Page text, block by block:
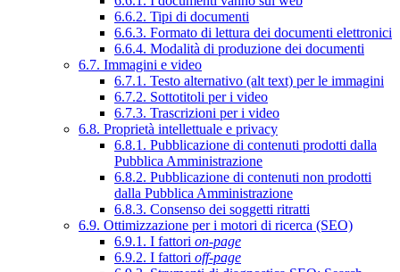
6.6.2. Tipi di documenti
6.6.3. Formato di lettura dei documenti elettronici
6.6.4. Modalità di produzione dei documenti
6.7. Immagini e video
6.7.1. Testo alternativo (alt text) per le immagini
6.7.2. Sottotitoli per i video
6.7.3. Trascrizioni per i video
6.8. Proprietà intellettuale e privacy
6.8.1. Pubblicazione di contenuti prodotti dalla
Pubblica Amministrazione
6.8.2. Pubblicazione di contenuti non prodotti
dalla Pubblica Amministrazione
6.8.3. Consenso dei soggetti ritratti
6.9. Ottimizzazione per i motori di ricerca (SEO)
6.9.1. I fattori on-page
6.9.2. I fattori off-page